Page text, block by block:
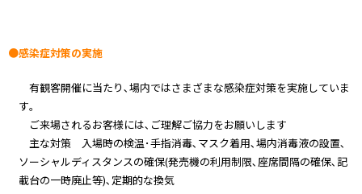
●感染症対策の実施
有観客開催に当たり､場内ではさまざまな感染症対策を実施していま
す｡
ご来場されるお客様には､ご理解ご協力をお願いします
主な対策 入場時の検温･手指消毒､マスク着用､場内消毒液の設置､
ソーシャルディスタンスの確保(発売機の利用制限､座席間隔の確保､記
載台の一時廃止等)､定期的な換気